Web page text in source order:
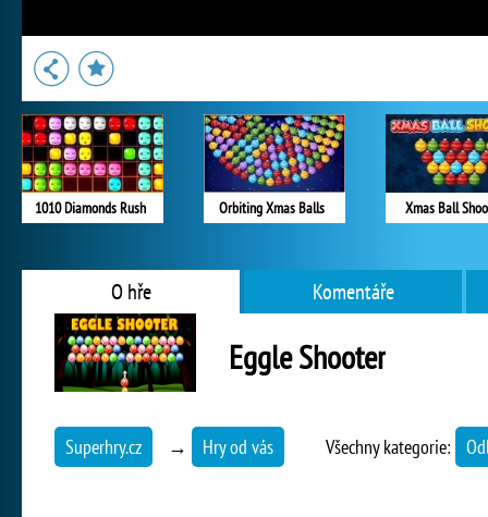
1010 Diamonds Rush Orbiting Xmas Balls Xmas Ball
O hře Komentáře
Eggle Shooter
Superhry.cz → Hry od vás Všechny kategorie: